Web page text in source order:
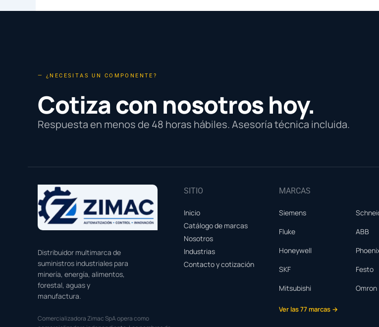
— ¿NECESITAS UN COMPONENTE?
Cotiza con nosotros hoy.
Respuesta en menos de 48 horas hábiles. Asesoría técnica incluida.
Distribuidor multimarca de
suministros industriales para
minería, energía, alimentos,
forestal, aguas y
manufactura.
Comercializadora Zimac SpA opera como
SITIO
Inicio
Catálogo de marcas
Nosotros
Industrias
Contacto y cotización
MARCAS
Siemens
Fluke
ABB
Honeywell
SKF
Festo
Mitsubishi
Omron
Ver las 77 marcas →